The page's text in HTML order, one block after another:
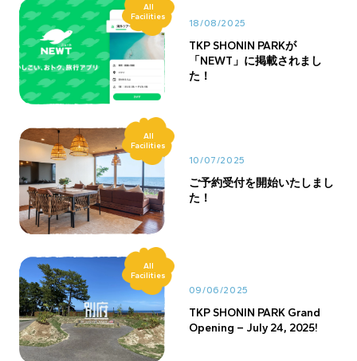
All
Facilities
18/08/2025
TKP SHONIN PARKが
「NEWT」に掲載されまし
た！
All
Facilities
10/07/2025
ご予約受付を開始いたしまし
た！
All
Facilities
09/06/2025
TKP SHONIN PARK Grand
Opening – July 24, 2025!